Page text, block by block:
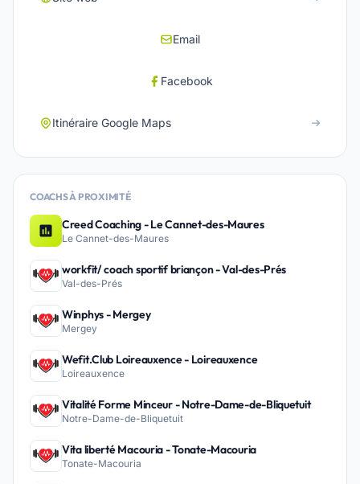
Email
Facebook
Itinéraire Google Maps
COACHS À PROXIMITÉ
Creed Coaching - Le Cannet-des-Maures
Le Cannet-des-Maures
workfit/ coach sportif briançon - Val-des-Prés
Val-des-Prés
Winphys - Mergey
Mergey
Wefit.Club Loireauxence - Loireauxence
Loireauxence
Vitalité Forme Minceur - Notre-Dame-de-Bliquetuit
Notre-Dame-de-Bliquetuit
Vita liberté Macouria - Tonate-Macouria
Tonate-Macouria